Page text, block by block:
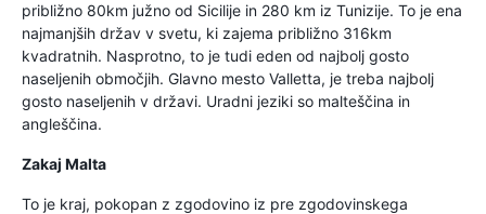
približno 80km južno od Sicilije in 280 km iz Tunizije. To je ena
najmanjših držav v svetu, ki zajema približno 316km
kvadratnih. Nasprotno, to je tudi eden od najbolj gosto
naseljenih območjih. Glavno mesto Valletta, je treba najbolj
gosto naseljenih v državi. Uradni jeziki so malteščina in
angleščina.
Zakaj Malta
To je kraj, pokopan z zgodovino iz pre zgodovinskega